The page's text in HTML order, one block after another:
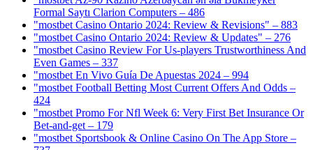
Formal Saytı Clarion Computers – 486
"mostbet Casino Ontario 2024: Review & Revisions" – 883
"mostbet Casino Ontario 2024: Review & Updates" – 276
"mostbet Casino Review For Us-players Trustworthiness And
Even Games – 337
"mostbet En Vivo Guía De Apuestas 2024 – 994
"mostbet Football Betting Most Current Offers And Odds –
424
"mostbet Promo For Nfl Week 6: Very First Bet Insurance Or
Bet-and-get – 179
"‎mostbet Sportsbook & Online Casino On The App Store –